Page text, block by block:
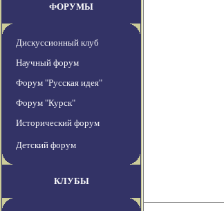
ФОРУМЫ
Дискуссионный клуб
Научный форум
Форум "Русская идея"
Форум "Курск"
Исторический форум
Детский форум
КЛУБЫ